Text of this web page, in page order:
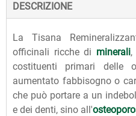
DESCRIZIONE
La Tisana
officinali ricche di minerali,
costituenti primari delle
aumentato fabbisogno o
che può portare a un
e dei denti, sino all'